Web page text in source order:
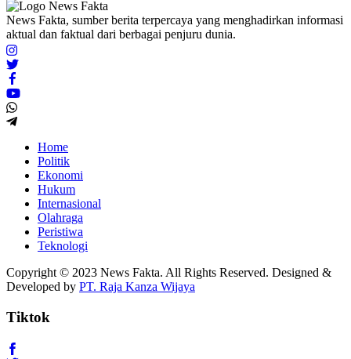
News Fakta, sumber berita terpercaya yang menghadirkan informasi
aktual dan faktual dari berbagai penjuru dunia.
Home
Politik
Ekonomi
Hukum
Internasional
Olahraga
Peristiwa
Teknologi
Copyright © 2023 News Fakta. All Rights Reserved. Designed &
Developed by PT. Raja Kanza Wijaya
Tiktok